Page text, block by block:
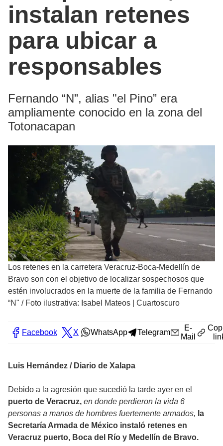
instalan retenes
para ubicar a
responsables
Fernando “N”, alias "el Pino” era
ampliamente conocido en la zona del
Totonacapan
Los retenes en la carretera Veracruz-Boca-Medellín de
Bravo son con el objetivo de localizar sospechosos que
estén involucrados en la muerte de la familia de Fernando
“N" / Foto ilustrativa: Isabel Mateos | Cuartoscuro
Facebook X WhatsApp Telegram
E-
Mail
Luis Hernández / Diario de Xalapa
Debido a la agresión que sucedió la tarde ayer en el
puerto de Veracruz, en donde perdieron la vida 6
personas a manos de hombres fuertemente armados, la
Secretaría Armada de México instaló retenes en
Veracruz puerto, Boca del Río y Medellín de Bravo.